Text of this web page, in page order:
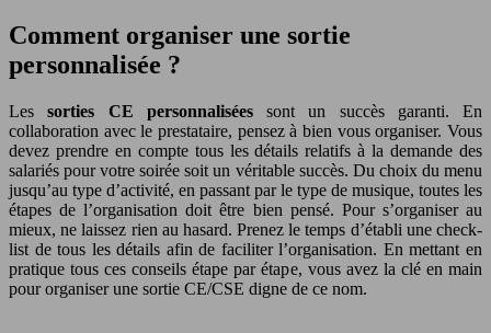
Comment organiser une sortie
personnalisée ?
Lessorties CE personnalisées sont un succès garanti. En
collaboration avec le prestataire, pensez à bien vous organiser. Vous
devez prendre en compte tous les détails relatifs à la demande des
salariés pour votre soirée soit un véritable succès. Du choix du menu
jusqu’au type d’activité, en passant par le type de musique, toutes les
étapes de l’organisation doit être bien pensé. Pour s’organiser au
mieux, ne laissez rien au hasard. Prenez le temps d’établi une check-
list de tous les détails afin de faciliter l’organisation. En mettant en
pratique tous ces conseils étape par étape, vous avez la clé en main
pour organiser une sortie CE/CSE digne de ce nom.